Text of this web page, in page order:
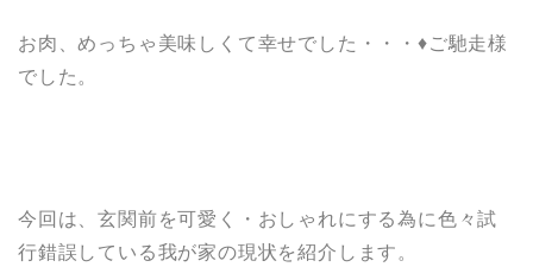
お肉、めっちゃ美味しくて幸せでした・・・♦ご馳走様
でした。
今回は、玄関前を可愛く・おしゃれにする為に色々試
行錯誤している我が家の現状を紹介します。